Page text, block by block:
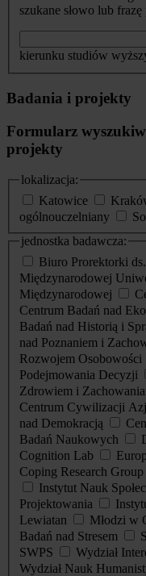
szukane słowo lub frazę
kierunku studiów
Badania i projekty
Formularz
projekty
lokalizacja:
Katowice
ogólnouczelniany
jednostka badawcza:
Biuro Prorektorki
Międzynarodowej
Międzynarodowej
Centrum Badań nad
Badań nad Historią i
nad Poznaniem i
Rozwojem Osobowości
Podejmowania Decyzji
Zdrowiem i
Centrum Cywilizacji
nad Demokracją
Badań Naukowych
Cognition Lab
Coping Research Group
Instytut Nauk
Projektowania
Lewiatan
Młodzi w
Badań nad Stresem
SWPS
Wydział
Wydział Nauk